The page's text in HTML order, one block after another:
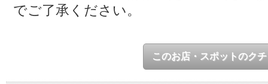
でご了承ください。
このお店・スポットのク